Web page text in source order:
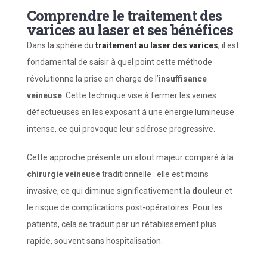
Comprendre le traitement des
varices au laser et ses bénéfices
Dans la sphère du traitement au laser des varices, il est
fondamental de saisir à quel point cette méthode
révolutionne la prise en charge de l’insuffisance
veineuse . Cette technique vise à fermer les veines
défectueuses en les exposant à une énergie lumineuse
intense, ce qui provoque leur sclérose progressive.
Cette approche présente un atout majeur comparé à la
chirurgie veineusetraditionnelle : elle est moins
invasive, ce qui diminue significativement la douleur et
le risque de complications post-opératoires. Pour les
patients, cela se traduit par un rétablissement plus
rapide, souvent sans hospitalisation.